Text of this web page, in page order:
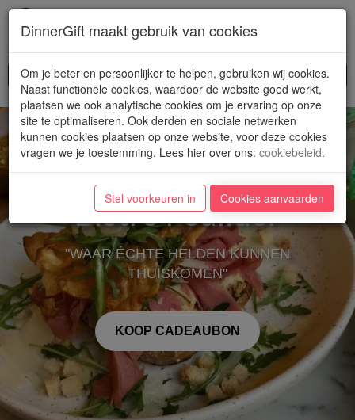
Bistro Poulidor
"WAAR ÉCHTE HELDEN KUNNEN
THUISKOMEN"
KOOP CADEAUBON
DinnerGift maakt gebruik van cookies
Om je beter en persoonlijker te helpen, gebruiken wij cookies.
Naast functionele cookies, waardoor de website goed werkt,
plaatsen we ook analytische cookies om je ervaring op onze
site te optimaliseren. Ook derden en sociale netwerken
kunnen cookies plaatsen op onze website, voor deze cookies
vragen we je toestemming. Lees hier over ons: cookiebeleid.
Stel voorkeuren in Cookies aanvaarden